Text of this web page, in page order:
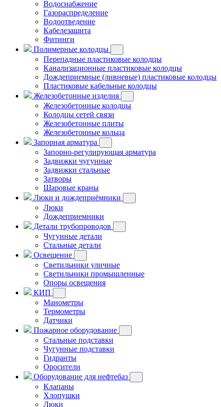
Водоснабжение
Газораспределение
Водоотведение
Кабелезащита
Фитинги
Полимерные колодцы
Перепадные пластиковые колодцы
Канализационные пластиковые колодцы
Дождеприемные (ливневые) пластиковые колодцы
Пластиковые кабельные колодцы
Железобетонные изделия
Железобетонные колодцы
Колодцы сетей связи
Железобетонные плиты
Железобетонные кольца
Запорная арматура
Запорно-регулирующая арматура
Задвижки чугунные
Задвижки стальные
Затворы
Шаровые краны
Люки и дождеприёмники
Люки
Дождеприемники
Детали трубопроводов
Чугунные детали
Стальные детали
Освещение
Светильники уличные
Светильники промышленные
Опоры освещения
КИП
Манометры
Термометры
Датчики
Пожарное оборудование
Стальные подставки
Чугунные подставки
Гидранты
Оросители
Оборудование для нефтебаз
Клапаны
Хлопушки
Люки